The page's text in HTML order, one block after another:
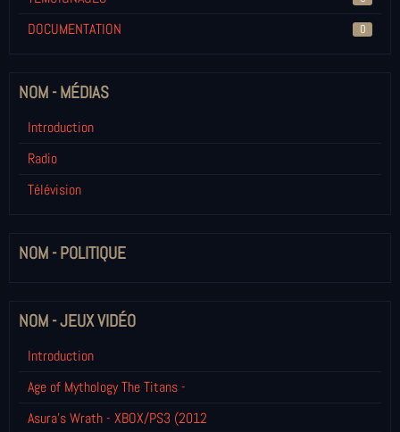
DOCUMENTATION 0
NOM - MÉDIAS
Introduction
Radio
Télévision
NOM - POLITIQUE
NOM - JEUX VIDÉO
Introduction
Age of Mythology The Titans -
Asura's Wrath - XBOX/PS3 (2012